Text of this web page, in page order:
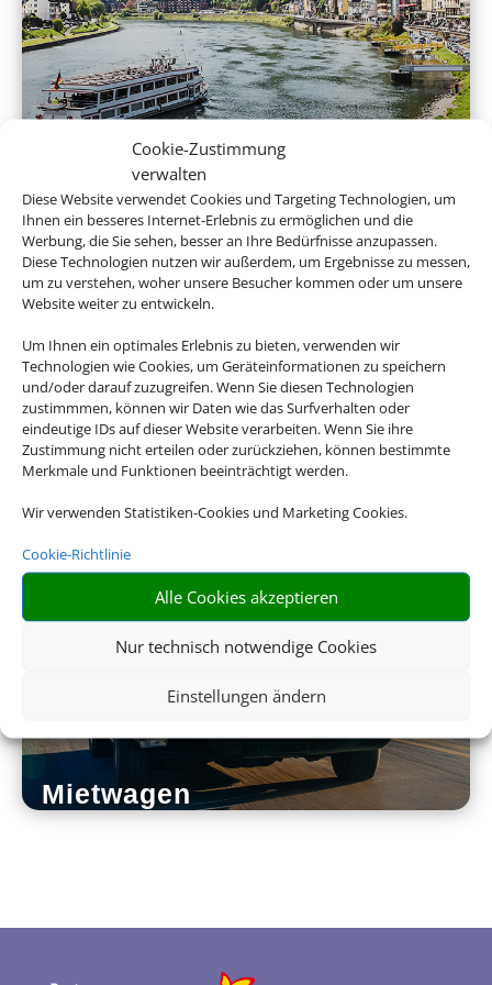
Cookie-Zustimmung
verwalten
Diese Website verwendet Cookies und Targeting Technologien, um
Ihnen ein besseres Internet-Erlebnis zu ermöglichen und die
Werbung, die Sie sehen, besser an Ihre Bedürfnisse anzupassen.
Diese Technologien nutzen wir außerdem, um Ergebnisse zu messen,
um zu verstehen, woher unsere Besucher kommen oder um unsere
Website weiter zu entwickeln.
Um Ihnen ein optimales Erlebnis zu bieten, verwenden wir
Technologien wie Cookies, um Geräteinformationen zu speichern
und/oder darauf zuzugreifen. Wenn Sie diesen Technologien
zustimmmen, können wir Daten wie das Surfverhalten oder
eindeutige IDs auf dieser Website verarbeiten. Wenn Sie ihre
Zustimmung nicht erteilen oder zurückziehen, können bestimmte
Merkmale und Funktionen beeinträchtigt werden.
Wir verwenden Statistiken-Cookies und Marketing Cookies.
Cookie-Richtlinie
Alle Cookies akzeptieren
Nur technisch notwendige Cookies
Einstellungen ändern
Flusskreuzfahrten
Expeditionskreuzfahrten
Empfehlungen für Ihre Reise
Sinnvolle Extras, die oft dazu gebucht werden.
Mietwagen